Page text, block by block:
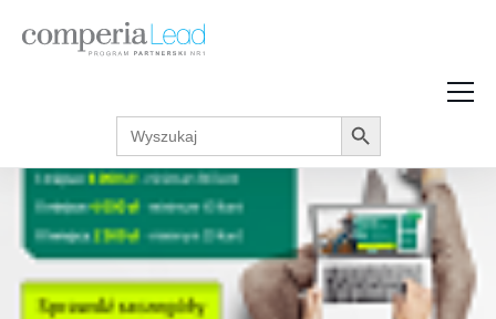
Strefa Wiedzy
Podcasty
Zarabiaj w internecie
Akcje promocyjne
Regulaminy
Search
for:
Search Button